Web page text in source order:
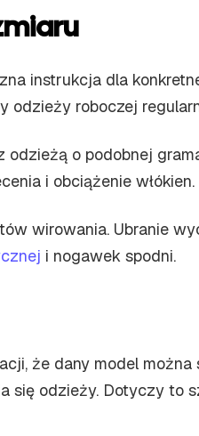
instrukcja dla
roboczej
o podobnej
i obciążenie włókien.
wirowania. Ubranie
i nogawek spodni.
że dany model
odzieży. Dotyczy to